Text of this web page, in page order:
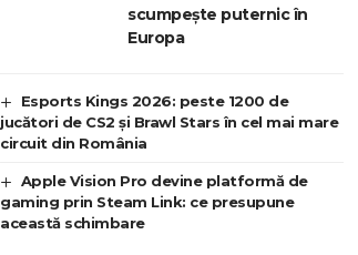
scumpește puternic în
Europa
Esports Kings 2026: peste 1200 de
jucători de CS2 și Brawl Stars în cel mai mare
circuit din România
Apple Vision Pro devine platformă de
gaming prin Steam Link: ce presupune
această schimbare